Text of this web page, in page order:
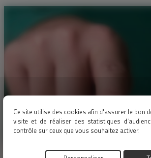
Ce site utilise des cookies afin d'assurer le bon
visite et de réaliser des statistiques
contrôle sur ceux que vous souhaitez activer.